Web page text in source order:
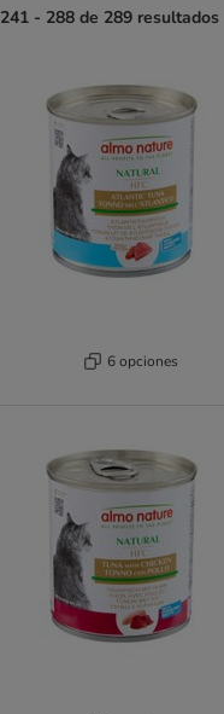
241 - 288 de 289 resultados
6 opciones